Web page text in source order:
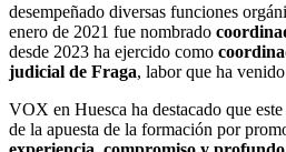
desempeñado diversas funciones
enero de 2021 fue nombrado
desde 2023 ha ejercido como
judicial de Fraga, labor que ha
VOX en Huesca ha destacado que
de la apuesta de la formación por